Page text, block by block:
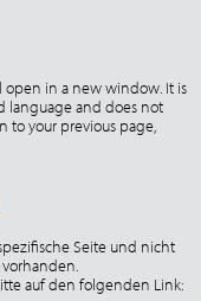
open in a new window. It is
language and does not
to your previous page,
Seite und nicht
auf den folgenden Link: